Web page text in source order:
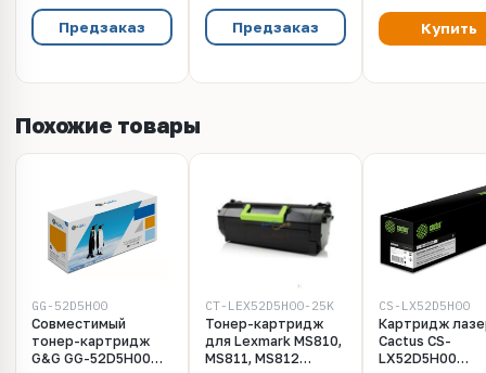
Предзаказ Предзаказ Купить
Похожие товары
GG-52D5H00
Совместимый
тонер-картридж
G&G GG-52D5H00
CT-LEX52D5H00-25K
Тонер-картридж
для Lexmark MS810,
MS811, MS812
CS-LX52D5H00
Картридж
Cactus CS-
LX52D5H00